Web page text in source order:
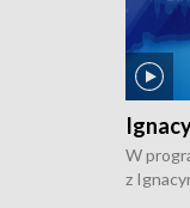
W
z